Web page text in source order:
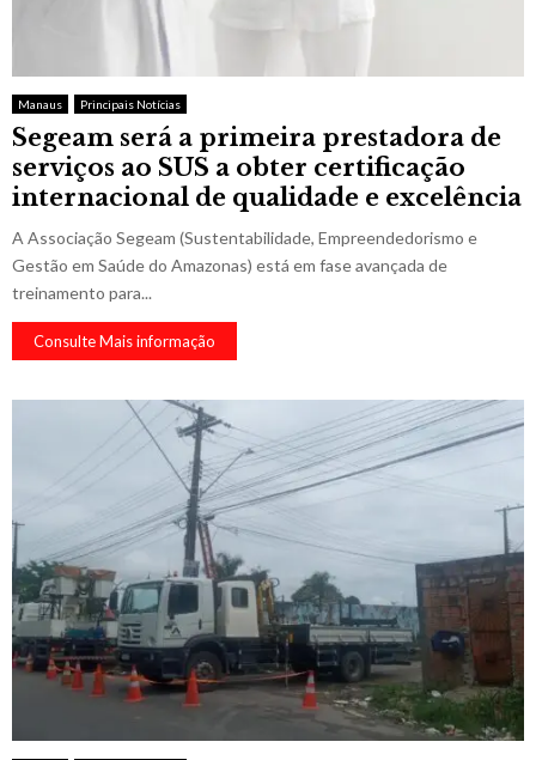
Manaus Principais Notícias
Segeam será a primeira prestadora de
serviços ao SUS a obter certificação
internacional de qualidade e excelência
A Associação Segeam (Sustentabilidade, Empreendedorismo e
Gestão em Saúde do Amazonas) está em fase avançada de
treinamento para...
Consulte Mais informação